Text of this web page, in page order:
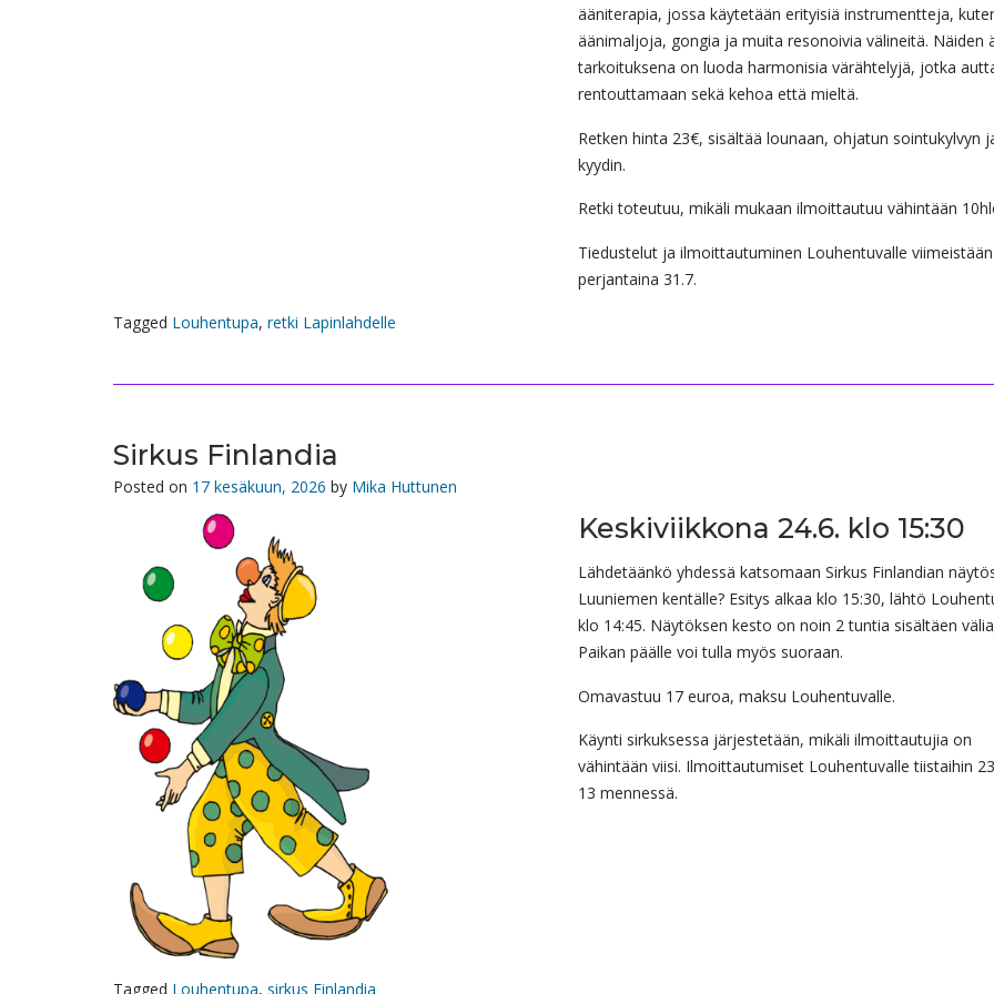
ääniterapia, jossa käytetään erityisiä instrumentteja,
äänimaljoja, gongia ja muita resonoivia välineitä. Näiden
tarkoituksena on luoda harmonisia värähtelyjä, jotka
rentouttamaan sekä kehoa että mieltä.
Retken hinta 23€, sisältää lounaan, ohjatun sointukylvyn
kyydin.
Retki toteutuu, mikäli mukaan ilmoittautuu vähintään
Tiedustelut ja ilmoittautuminen Louhentuvalle viimeistään
perjantaina 31.7.
Tagged Louhentupa, retki Lapinlahdelle
Sirkus Finlandia
Posted on 17 kesäkuun, 2026 by Mika Huttunen
Keskiviikkona 24.6. klo 15:30
Lähdetäänkö yhdessä katsomaan Sirkus Finlandian
Luuniemen kentälle? Esitys alkaa klo 15:30, lähtö
klo 14:45. Näytöksen kesto on noin 2 tuntia sisältäen
Paikan päälle voi tulla myös suoraan.
Omavastuu 17 euroa, maksu Louhentuvalle.
Käynti sirkuksessa järjestetään, mikäli ilmoittautujia on
vähintään viisi. Ilmoittautumiset Louhentuvalle tiistaihin
13 mennessä.
Tagged Louhentupa, sirkus Finlandia